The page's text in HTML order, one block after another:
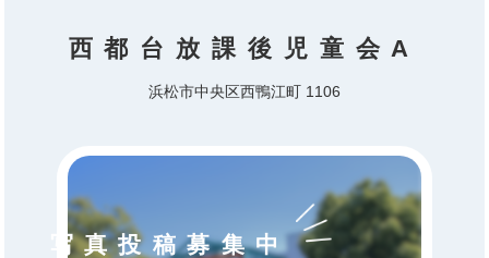
西都台放課後児童会A
浜松市中央区西鴨江町 1106
写真投稿募集中